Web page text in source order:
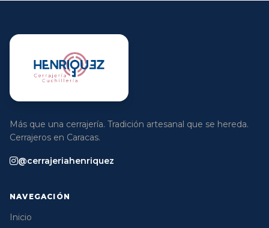
Más que una cerrajería. Tradición artesanal que se hereda.
Cerrajeros en Caracas.
@cerrajeriahenriquez
NAVEGACIÓN
Inicio